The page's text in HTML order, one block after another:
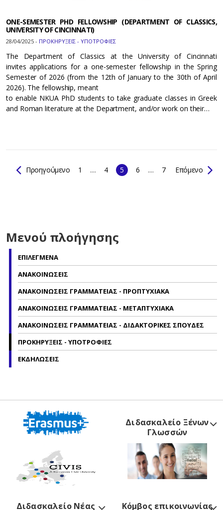
ONE-SEMESTER PHD FELLOWSHIP (DEPARTMENT OF CLASSICS,
UNIVERSITY OF CINCINNATI)
28/04/2025 - ΠΡΟΚΗΡΥΞΕΙΣ - ΥΠΟΤΡΟΦΙΕΣ
The Department of Classics at the University of Cincinnati
invites applications for a one-semester fellowship in the Spring
Semester of 2026 (from the 12th of January to the 30th of April
2026). The fellowship, meant
to enable NKUA PhD students to take graduate classes in Greek
and Roman literature at the Department, and/or work on their…
Προηγούμενο 1 .... 4 5 6 .... 7 Επόμενο
Μενού πλοήγησης
ΕΠΙΛΕΓΜΕΝΑ
ΑΝΑΚΟΙΝΩΣΕΙΣ
ΑΝΑΚΟΙΝΩΣΕΙΣ ΓΡΑΜΜΑΤΕΙΑΣ - ΠΡΟΠΤΥΧΙΑΚΑ
ΑΝΑΚΟΙΝΩΣΕΙΣ ΓΡΑΜΜΑΤΕΙΑΣ - ΜΕΤΑΠΤΥΧΙΑΚΑ
ΑΝΑΚΟΙΝΩΣΕΙΣ ΓΡΑΜΜΑΤΕΙΑΣ - ΔΙΔΑΚΤΟΡΙΚΕΣ ΣΠΟΥΔΕΣ
ΠΡΟΚΗΡΥΞΕΙΣ - ΥΠΟΤΡΟΦΙΕΣ
ΕΚΔΗΛΩΣΕΙΣ
Διδασκαλείο Ξένων
Γλωσσών
Διδασκαλείο Νέας
Κόμβος επικοινωνίας